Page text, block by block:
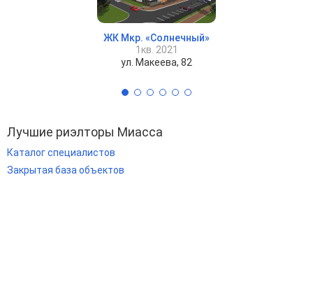
ЖК Мкр. «Солнечный»
1кв. 2021
ул. Макеева, 82
Лучшие риэлторы Миасса
Каталог специалистов
Закрытая база объектов